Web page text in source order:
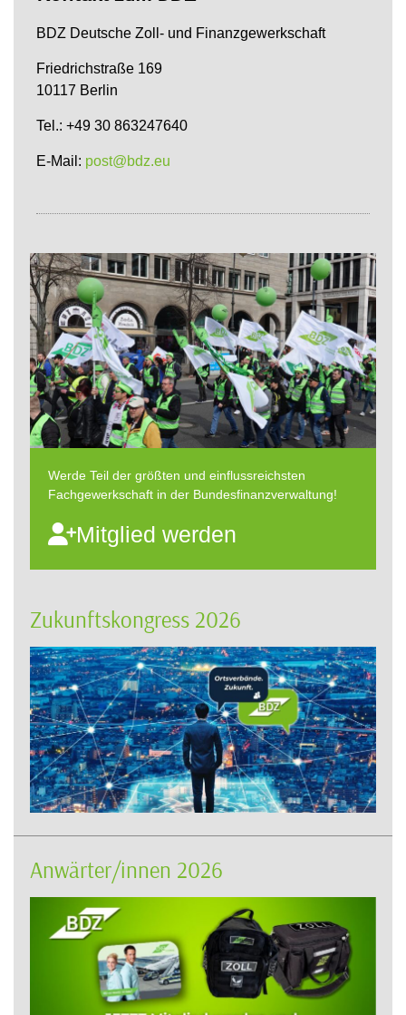
BDZ Deutsche Zoll- und Finanzgewerkschaft
Friedrichstraße 169
10117 Berlin
Tel.: +49 30 863247640
E-Mail: post@bdz.eu
Werde Teil der größten und einflussreichsten
Fachgewerkschaft in der Bundesfinanzverwaltung!
Mitglied werden
Zukunftskongress 2026
Anwärter/innen 2026